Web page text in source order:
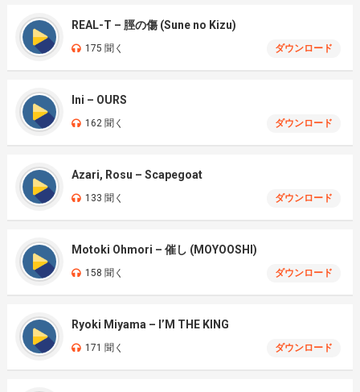
REAL-T – 脛の傷 (Sune no Kizu)
175 聞く ダウンロード
Ini – OURS
162 聞く ダウンロード
Azari, Rosu – Scapegoat
133 聞く ダウンロード
Motoki Ohmori – 催し (MOYOOSHI)
158 聞く ダウンロード
Ryoki Miyama – I’M THE KING
171 聞く ダウンロード